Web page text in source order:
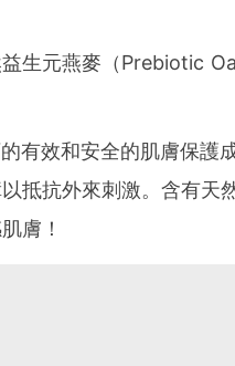
生元燕麥（Prebiotic
有效和安全的肌膚保護
抵抗外來刺激。含有天
膚！